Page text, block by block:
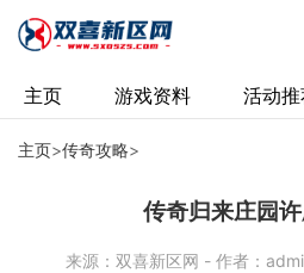
主页 游戏资料 活动
主页>传奇攻略>
传奇归来庄园
来源：双喜新区网 - 作者：